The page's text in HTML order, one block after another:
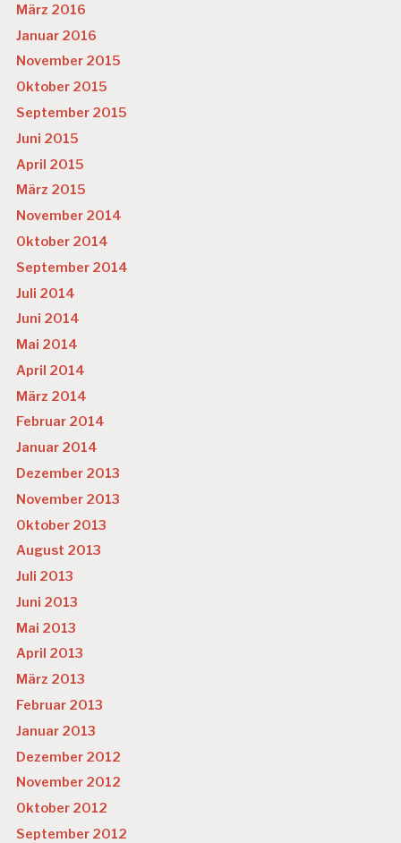
März 2016
Januar 2016
November 2015
Oktober 2015
September 2015
Juni 2015
April 2015
März 2015
November 2014
Oktober 2014
September 2014
Juli 2014
Juni 2014
Mai 2014
April 2014
März 2014
Februar 2014
Januar 2014
Dezember 2013
November 2013
Oktober 2013
August 2013
Juli 2013
Juni 2013
Mai 2013
April 2013
März 2013
Februar 2013
Januar 2013
Dezember 2012
November 2012
Oktober 2012
September 2012